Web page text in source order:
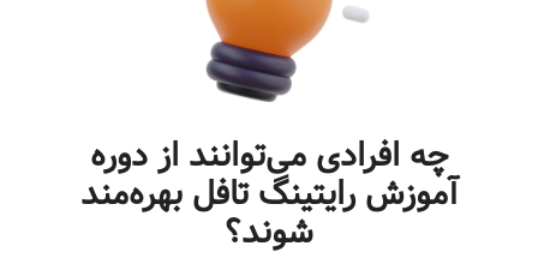
چه افرادی می‌توانند از دوره
آموزش رایتینگ تافل بهره‌مند
شوند؟